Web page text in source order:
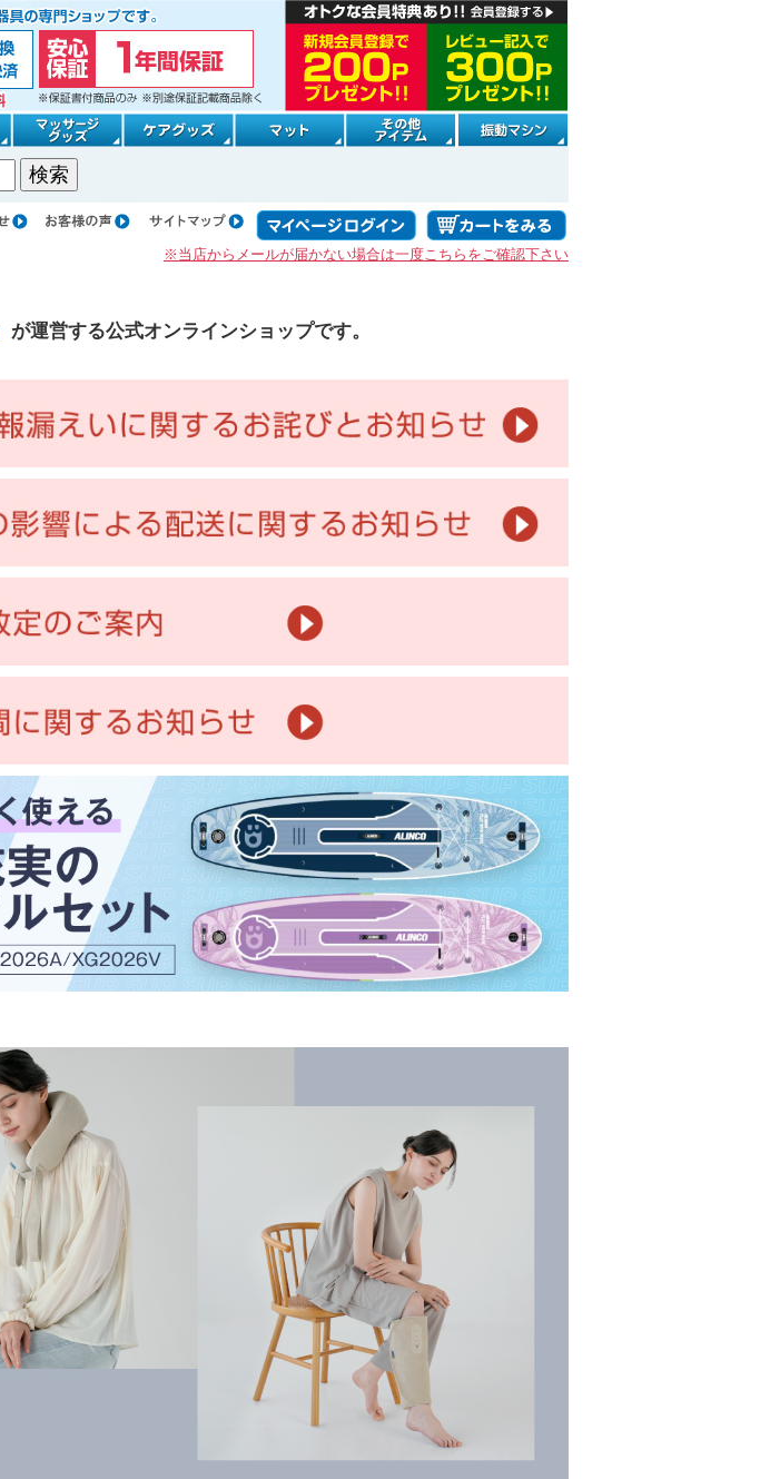
※当店からメールが届かない場合は一度こちらをご確認下さい
が運営する公式オンラインショップです。